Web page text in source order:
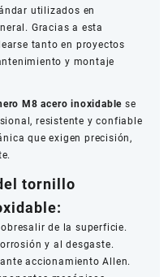
utilizados en
Gracias a esta
tanto en proyectos
y montaje
M8 acero inoxidable se
resistente y confiable
que exigen precisión,
tornillo
de la superficie.
y al desgaste.
accionamiento Allen.